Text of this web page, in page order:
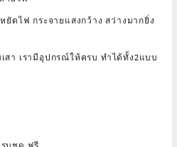
ยัดไฟ กระจายแสงกว้าง สว่างมากยิ่ง
า เรามีอุปกรณ์ให้ครบ ทำได้ทั้ง2แบบ